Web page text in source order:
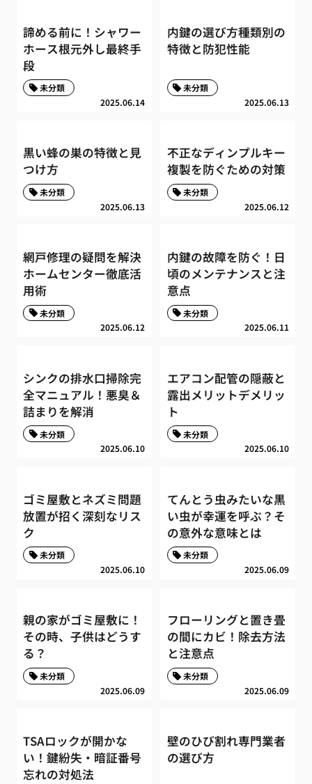
諦める前に！シャワー
ホース根元外し最終手
段
2025.06.14
未分類
内鍵の選び方種類別の
特徴と防犯性能
2025.06.13
未分類
黒い蜂の巣の特徴と見
つけ方
2025.06.13
未分類
不正なディンプルキー
複製を防ぐための対策
2025.06.12
未分類
網戸修理の疑問を解決
ホームセンター徹底活
用術
2025.06.12
未分類
内鍵の故障を防ぐ！日
頃のメンテナンスと注
意点
2025.06.11
未分類
シンクの排水口掃除完
全マニュアル！悪臭＆
詰まりを解消
2025.06.10
未分類
エアコン配管の隠蔽と
露出メリットデメリッ
ト
2025.06.10
未分類
ゴミ屋敷とネズミ問題
放置が招く深刻なリス
ク
2025.06.10
未分類
てんとう虫みたいな黒
い虫が幸運を呼ぶ？そ
の意外な意味とは
2025.06.09
未分類
親の家がゴミ屋敷に！
その時、子供はどうす
る？
2025.06.09
未分類
フローリングと置き畳
の間にカビ！除去方法
と注意点
2025.06.09
未分類
TSAロックが開かな
い！鍵紛失・暗証番号
忘れの対処法
壁のひび割れ専門業者
の選び方